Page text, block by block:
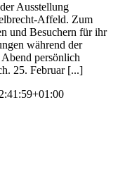
Ausstellung
Affeld. Zum
und Besuchern für ihr
während der
persönlich
25. Februar [...]